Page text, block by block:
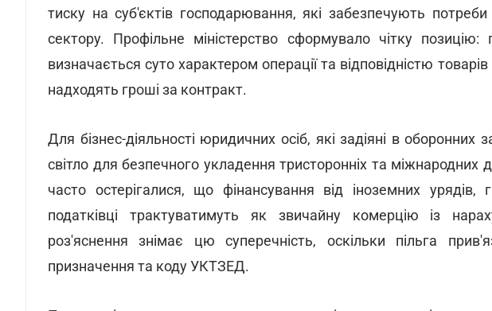
тиску на суб'єктів господарювання, які забезпечують
сектору. Профільне міністерство сформувало чітку
визначається суто характером операції та відповідністю
надходять гроші за контракт.
Для бізнес-діяльності юридичних осіб, які задіяні в оборонних
світло для безпечного укладення тристоронніх та міжнародних
часто остерігалися, що фінансування від іноземних урядів,
податківці трактуватимуть як звичайну комерцію із
роз'яснення знімає цю суперечність, оскільки пільга
призначення та коду УКТЗЕД.